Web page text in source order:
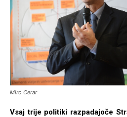
Miro Cerar
Vsaj trije politiki razpadajoče